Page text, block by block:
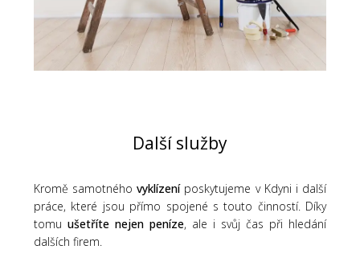
Další služby
Kromě samotnéhovyklízeníposkytujeme v Kdyni i další
práce, které jsou přímo spojené s touto činností. Díky
tomu ušetříte nejen peníze, ale i svůj čas při hledání
dalších firem.